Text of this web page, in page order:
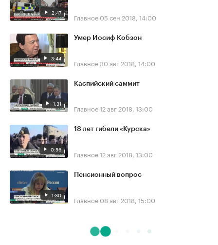
2:47 Главное 05 сен 2018, 14:00
3:44
Умер Иосиф Кобзон
Главное30 авг 2018, 14:00
1:31
Каспийский саммит
Главное12 авг 2018, 13:00
0:56
18 лет гибели «Курска»
Главное12 авг 2018, 13:00
1:30
Пенсионный вопрос
Главное 08 авг 2018, 15:00